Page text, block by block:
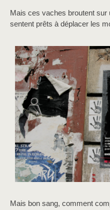
Mais ces vaches broutent sur
sentent prêts à déplacer les
Mais bon sang, comment